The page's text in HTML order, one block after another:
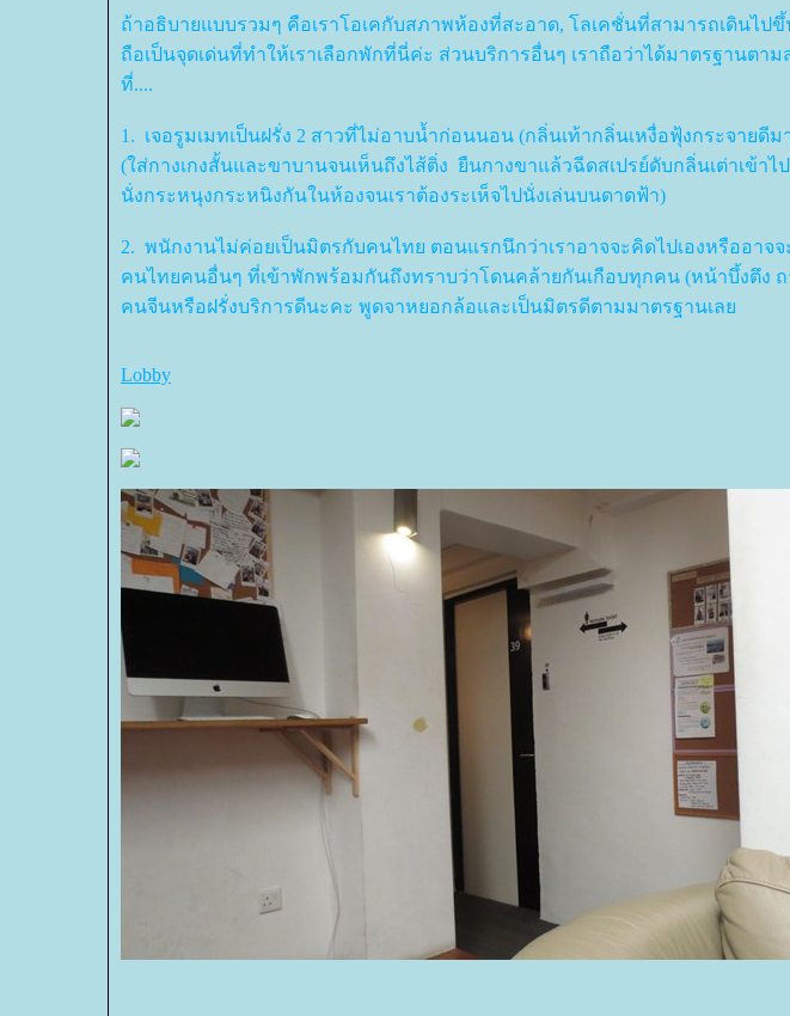
ถ้าอธิบายแบบรวมๆ คือเราโอเคกับสภาพห้องที่สะอาด, โลเคชั่นที่สามารถเดินไป
ถือเป็นจุดเด่นที่ทำให้เราเลือกพักที่นี่ค่ะ ส่วนบริการอื่นๆ เราถือว่าได้มาตรฐานต
ที่....
1. เจอรูมเมทเป็นฝรั่ง 2 สาวที่ไม่อาบน้ำก่อนนอน (กลิ่นเท้ากลิ่นเหงื่อฟุ้งกระจายดีม
(ใส่กางเกงสั้นและขาบานจนเห็นถึงไส้ติ่ง ยืนกางขาแล้วฉีดสเปรย์ดับกลิ่นเต่าเข้า
นั่งกระหนุงกระหนิงกันในห้องจนเราต้องระเห็จไปนั่งเล่นบนดาดฟ้า)
2. พนักงานไม่ค่อยเป็นมิตรกับคนไทย ตอนแรกนึกว่าเราอาจจะคิดไปเองหรืออาจ
คนไทยคนอื่นๆ ที่เข้าพักพร้อมกันถึงทราบว่าโดนคล้ายกันเกือบทุกคน (หน้าบึ้งตึง
คนจีนหรือฝรั่งบริการดีนะคะ พูดจาหยอกล้อและเป็นมิตรดีตามมาตรฐานเล
Lobby